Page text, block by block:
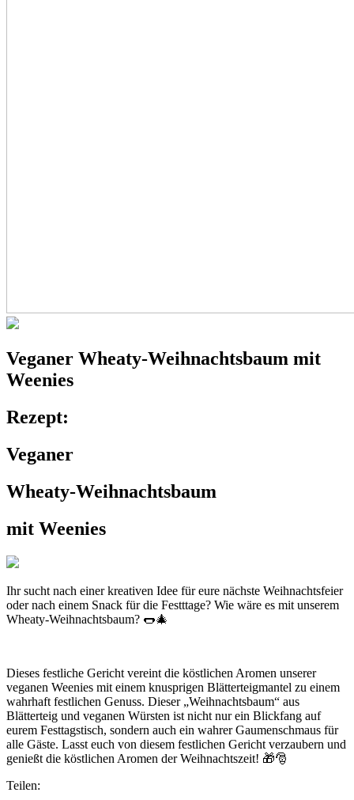
Veganer Wheaty-Weihnachtsbaum mit
Weenies
Rezept:
Veganer
Wheaty-Weihnachtsbaum
mit Weenies
Ihr sucht nach einer kreativen Idee für eure nächste Weihnachtsfeier
oder nach einem Snack für die Festttage? Wie wäre es mit unserem
Wheaty-Weihnachtsbaum? 🌭🎄
Dieses festliche Gericht vereint die köstlichen Aromen unserer
veganen Weenies mit einem knusprigen Blätterteigmantel zu einem
wahrhaft festlichen Genuss. Dieser „Weihnachtsbaum“ aus
Blätterteig und veganen Würsten ist nicht nur ein Blickfang auf
eurem Festtagstisch, sondern auch ein wahrer Gaumenschmaus für
alle Gäste. Lasst euch von diesem festlichen Gericht verzaubern und
genießt die köstlichen Aromen der Weihnachtszeit! 🎁🎅
Teilen: